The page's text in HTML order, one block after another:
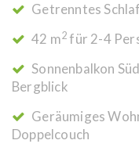
Getrenntes
42 m2 für 2-4
Sonnenbalkon
Bergblick
Geräumiges
Doppelcouch